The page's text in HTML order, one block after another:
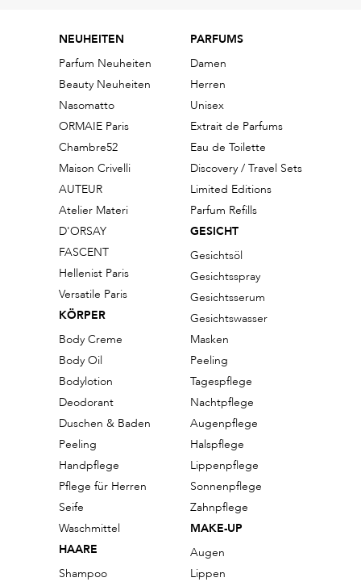
NEUHEITEN
Parfum Neuheiten
Beauty Neuheiten
Nasomatto
ORMAIE Paris
Chambre52
Maison Crivelli
AUTEUR
Atelier Materi
D'ORSAY
FASCENT
Hellenist Paris
Versatile Paris
KÖRPER
Body Creme
Body Oil
Bodylotion
Deodorant
Duschen & Baden
Peeling
Handpflege
Pflege für Herren
Seife
Waschmittel
HAARE
Shampoo
PARFUMS
Damen
Herren
Unisex
Extrait de Parfums
Eau de Toilette
Discovery / Travel Sets
Limited Editions
Parfum Refills
GESICHT
Gesichtsöl
Gesichtsspray
Gesichtsserum
Gesichtswasser
Masken
Peeling
Tagespflege
Nachtpflege
Augenpflege
Halspflege
Lippenpflege
Sonnenpflege
Zahnpflege
MAKE-UP
Augen
Lippen